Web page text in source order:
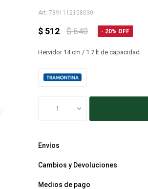
7891112158030
$ 512 $640 20
Hervidor 14 cm / 1.7 lt de capacidad.
1
Envíos
Cambios y Devoluciones
Medios de pago